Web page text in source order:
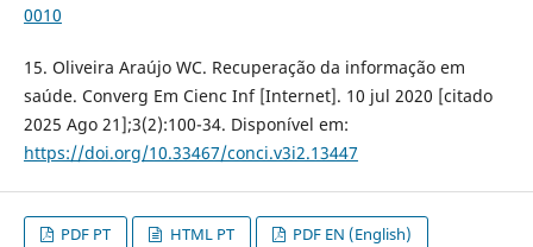
0010
15. Oliveira Araújo WC. Recuperação da informação em
saúde. Converg Em Cienc Inf [Internet]. 10 jul 2020 [citado
2025 Ago 21];3(2):100-34. Disponível em:
https://doi.org/10.33467/conci.v3i2.13447
PDF PT HTML PT
PDF EN (English)